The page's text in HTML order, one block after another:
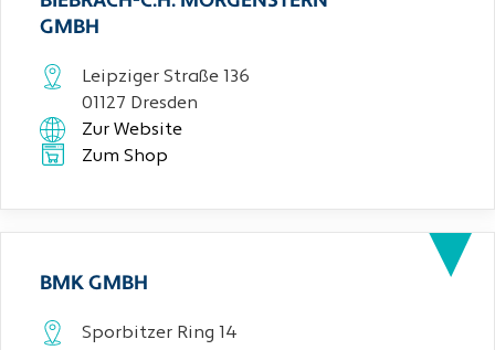
GMBH
Leipziger Straße 136
01127 Dresden
Zur Website
Zum Shop
BMK GMBH
Sporbitzer Ring 14